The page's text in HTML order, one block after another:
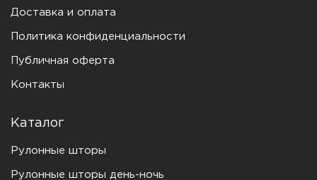
Доставка и оплата
Политика конфиденциальности
Публичная оферта
Контакты
Каталог
Рулонные шторы
Рулонные шторы день-ночь